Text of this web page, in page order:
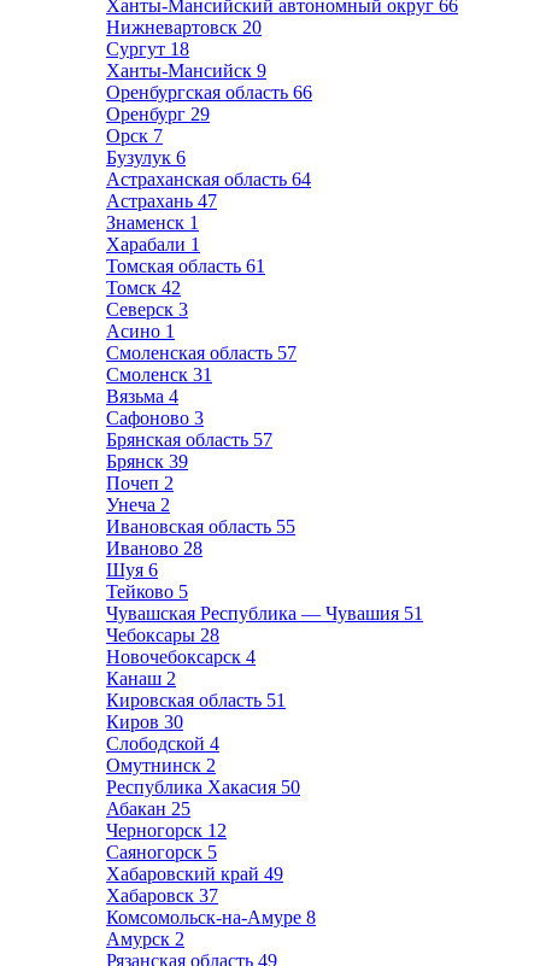
Ханты-Мансийский автономный округ 66
Нижневартовск 20
Сургут 18
Ханты-Мансийск 9
Оренбургская область 66
Оренбург 29
Орск 7
Бузулук 6
Астраханская область 64
Астрахань 47
Знаменск 1
Харабали 1
Томская область 61
Томск 42
Северск 3
Асино 1
Смоленская область 57
Смоленск 31
Вязьма 4
Сафоново 3
Брянская область 57
Брянск 39
Почеп 2
Унеча 2
Ивановская область 55
Иваново 28
Шуя 6
Тейково 5
Чувашская Республика — Чувашия 51
Чебоксары 28
Новочебоксарск 4
Канаш 2
Кировская область 51
Киров 30
Слободской 4
Омутнинск 2
Республика Хакасия 50
Абакан 25
Черногорск 12
Саяногорск 5
Хабаровский край 49
Хабаровск 37
Комсомольск-на-Амуре 8
Амурск 2
Рязанская область 49